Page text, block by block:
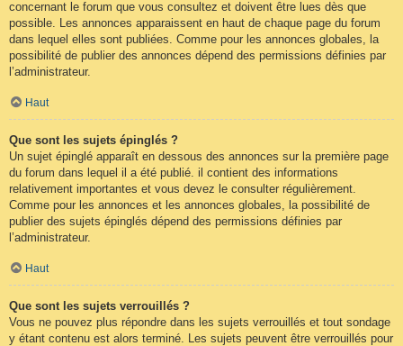
concernant le forum que vous consultez et doivent être lues dès que
possible. Les annonces apparaissent en haut de chaque page du forum
dans lequel elles sont publiées. Comme pour les annonces globales, la
possibilité de publier des annonces dépend des permissions définies par
l’administrateur.
Haut
Que sont les sujets épinglés ?
Un sujet épinglé apparaît en dessous des annonces sur la première page
du forum dans lequel il a été publié. il contient des informations
relativement importantes et vous devez le consulter régulièrement.
Comme pour les annonces et les annonces globales, la possibilité de
publier des sujets épinglés dépend des permissions définies par
l’administrateur.
Haut
Que sont les sujets verrouillés ?
Vous ne pouvez plus répondre dans les sujets verrouillés et tout sondage
y étant contenu est alors terminé. Les sujets peuvent être verrouillés pour